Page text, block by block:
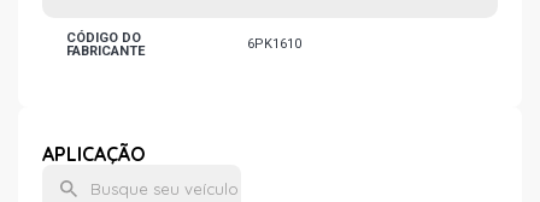
CÓDIGO DO
FABRICANTE
6PK1610
APLICAÇÃO